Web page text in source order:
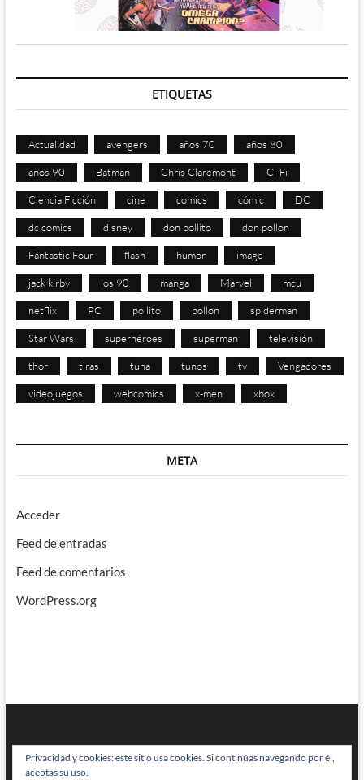
ETIQUETAS
Actualidad avengers años 70 años 80
años 90 Batman Chris Claremont Ci-Fi
Ciencia Ficción cine comics cómic DC
dc comics disney don pollito don pollon
Fantastic Four flash humor image
jack kirby los 90 manga Marvel mcu
netflix PC pollito pollon spiderman
Star Wars superhéroes superman televisión
thor tiras tuna tunos tv Vengadores
videojuegos webcomics x-men xbox
META
Acceder
Feed de entradas
Feed de comentarios
WordPress.org
Privacidad y cookies: este sitio usa cookies. Si continúas navegando por él,
aceptas su uso.